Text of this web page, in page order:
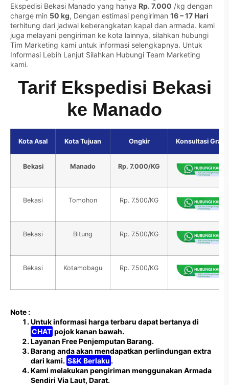
Ekspedisi Bekasi Manado yang hanya Rp. 7.000 /kg dengan
charge min 50 kg, Dengan estimasi pengiriman 16 – 17 Hari
terhitung dari jadwal keberangkatan kapal dan armada. kami
juga melayani pengiriman ke kota lainnya, silahkan hubungi
Tim Marketing kami untuk informasi selengkapnya. Untuk
Informasi Lebih Lanjut Silahkan Hubungi Team Marketing
kami.
Tarif Ekspedisi Bekasi
ke Manado
Kota Asal Kota Tujuan Ongkir Konsultasi Gratis
Bekasi Manado Rp. 7.000/KG
Bekasi Tomohon Rp. 7.500/KG
Bekasi Bitung Rp. 7.500/KG
Bekasi Kotamobagu Rp. 7.500/KG
Note :
Untuk informasi harga terbaru dapat bertanya di
CHAT pojok kanan bawah.
Layanan Free Penjemputan Barang.
Barang anda akan mendapatkan perlindungan extra
dari kami. S&K Berlaku .
Kami melakukan pengiriman menggunakan Armada
Sendiri Via Laut, Darat.